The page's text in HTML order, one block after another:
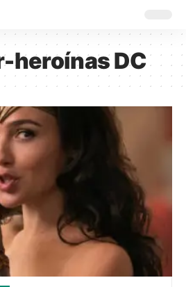
heroínas DC